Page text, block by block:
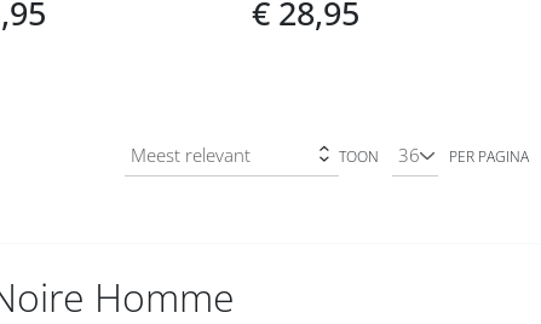
€ 28,95
TOON PER PAGINA
Homme